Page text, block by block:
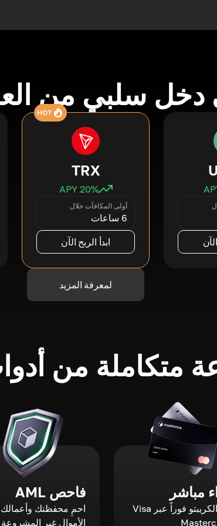
سلبي من
HOT
TRX
20% APY
أولى المكافآت خلال
6 ساعات
ابدأ الربح الآن
لمعرفة المزيد
متكاملة من
مباشر
اشترِ الكريبتو فوراً عبر Visa
فاحص AML
احمِ محفظتك
الأموال غير المشروعة